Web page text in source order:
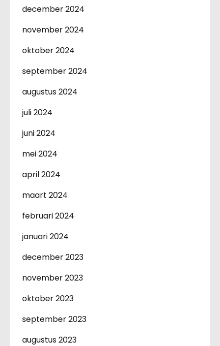
december 2024
november 2024
oktober 2024
september 2024
augustus 2024
juli 2024
juni 2024
mei 2024
april 2024
maart 2024
februari 2024
januari 2024
december 2023
november 2023
oktober 2023
september 2023
augustus 2023